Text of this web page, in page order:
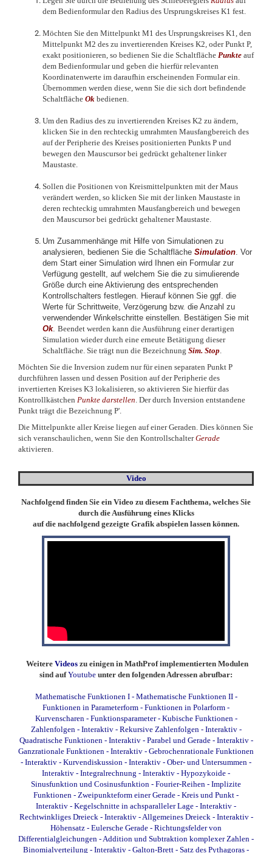
dem Bedienformular den Radius des Ursprungskreises K1 fest.
Möchten Sie den Mittelpunkt M1 des Ursprungskreises K1, den
Mittelpunkt M2 des zu invertierenden Kreises K2, oder Punkt P,
exakt positionieren, so bedienen Sie die Schaltfläche Punkte auf
dem Bedienformular und geben die hierfür relevanten
Koordinatenwerte im daraufhin erscheinenden Formular ein.
Übernommen werden diese, wenn Sie die sich dort befindende
Schaltfläche Ok bedienen.
Um den Radius des zu invertierenden Kreises K2 zu ändern,
klicken Sie in den rechteckig umrahmten Mausfangbereich des
auf der Peripherie des Kreises positionierten Punkts P und
bewegen den Mauscursor bei gedrückt gehaltener linker
Maustaste.
Sollen die Positionen von Kreismittelpunkten mit der Maus
verändert werden, so klicken Sie mit der linken Maustaste in
deren rechteckig umrahmten Mausfangbereich und bewegen
den Mauscursor bei gedrückt gehaltener Maustaste.
Um Zusammenhänge mit Hilfe von Simulationen zu
analysieren, bedienen Sie die Schaltfläche Simulation. Vor
dem Start einer Simulation wird Ihnen ein Formular zur
Verfügung gestellt, auf welchem Sie die zu simulierende
Größe durch eine Aktivierung des entsprechenden
Kontrollschalters festlegen. Hierauf können Sie ggf. die
Werte für Schrittweite, Verzögerung bzw. die Anzahl zu
verwendender Winkelschritte einstellen. Bestätigen Sie mit
Ok. Beendet werden kann die Ausführung einer derartigen
Simulation wieder durch eine erneute Betätigung dieser
Schaltfläche. Sie trägt nun die Bezeichnung Sim. Stop.
Möchten Sie die Inversion zudem nur für einen separaten Punkt P
durchführen lassen und dessen Position auf der Peripherie des
invertierten Kreises K3 lokalisieren, so aktivieren Sie hierfür das
Kontrollkästchen Punkte darstellen. Der durch Inversion entstandene
Punkt trägt die Bezeichnung P'.
Die Mittelpunkte aller Kreise liegen auf einer Geraden. Dies können Sie
sich veranschaulichen, wenn Sie den KontrollschalterGerade
aktivieren.
Video
Nachfolgend finden Sie ein Video zu diesem Fachthema, welches Sie
durch die Ausführung eines Klicks
auf die nachfolgend gezeigte Grafik abspielen lassen können.
Weitere Videos zu einigen in MathProf implementierten Modulen
sind aufYoutube unter den folgenden Adressen abrufbar:
Mathematische Funktionen I- Mathematische Funktionen II-
Funktionen in Parameterform - Funktionen in Polarform -
Kurvenscharen - Funktionsparameter- Kubische Funktionen -
Zahlenfolgen - Interaktiv- Rekursive Zahlenfolgen - Interaktiv-
Quadratische Funktionen - Interaktiv- Parabel und Gerade - Interaktiv-
Ganzrationale Funktionen - Interaktiv - Gebrochenrationale Funktionen
- Interaktiv - Kurvendiskussion - Interaktiv - Ober- und Untersummen -
Interaktiv - Integralrechnung - Interaktiv - Hypozykoide -
Sinusfunktion und Cosinusfunktion - Fourier-Reihen - Implizite
Funktionen - Zweipunkteform einer Gerade - Kreis und Punkt -
Interaktiv - Kegelschnitte in achsparalleler Lage - Interaktiv -
Rechtwinkliges Dreieck - Interaktiv- Allgemeines Dreieck - Interaktiv-
Höhensatz - Eulersche Gerade - Richtungsfelder von
Differentialgleichungen - Addition und Subtraktion komplexer Zahlen -
Binomialverteilung - Interaktiv - Galton-Brett - Satz des Pythagoras -